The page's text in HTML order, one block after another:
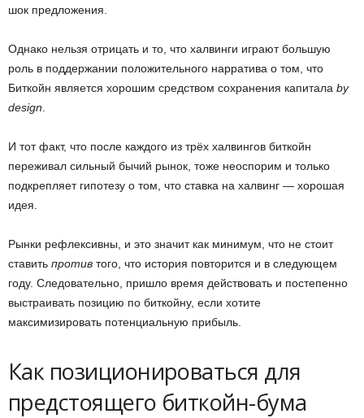
шок предложения.
Однако нельзя отрицать и то, что халвинги играют большую
роль в поддержании положительного нарратива о том, что
Биткойн является хорошим средством сохранения капитала by
design
И тот факт, что после каждого из трёх халвингов биткойн
переживал сильный бычий рынок, тоже неоспорим и только
подкрепляет гипотезу о том, что ставка на халвинг — хорошая
идея.
Рынки рефлексивны, и это значит как минимум, что не стоит
ставить против того, что история повторится и в следующем
году. Следовательно, пришло время действовать и постепенно
выстраивать позицию по биткойну, если хотите
максимизировать потенциальную прибыль.
Как позиционироваться для
предстоящего биткойн-бума